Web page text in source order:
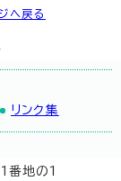
へ戻る
リンク集
1番地の1